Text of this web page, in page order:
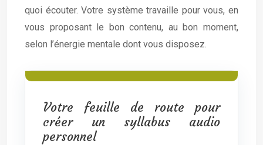
quoi écouter. Votre système travaille pour vous, en
vous proposant le bon contenu, au bon moment,
selon l’énergie mentale dont vous disposez.
Votre feuille de route pour
créer un syllabus audio
personnel